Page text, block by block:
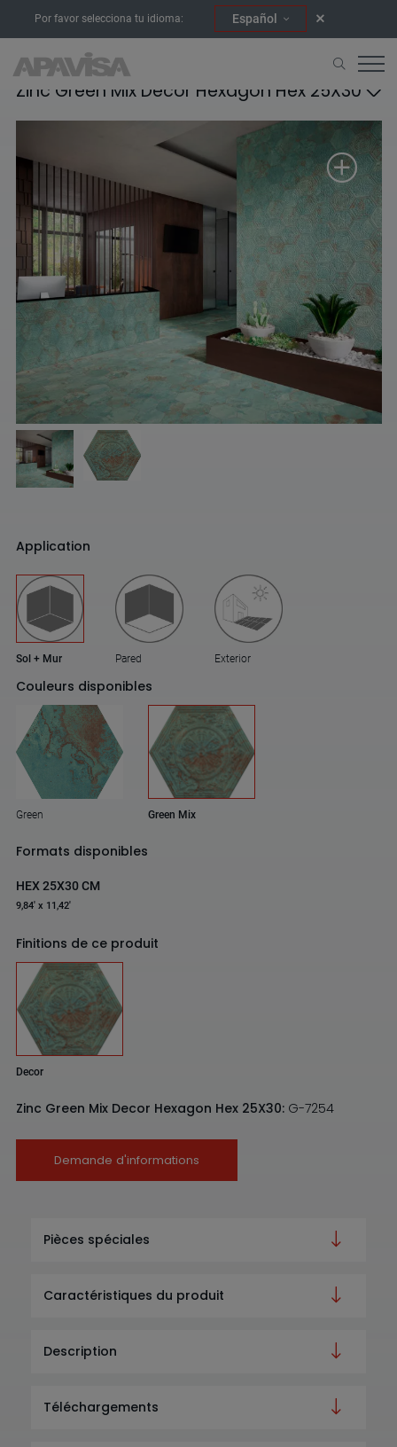
Por favor selecciona tu idioma: Español
Zinc Green Mix Decor Hexagon Hex 25X30
Application
Sol + Mur Pared Exterior
Couleurs disponibles
Green Green Mix
Formats disponibles
HEX 25X30 CM
9,84' x 11,42'
Finitions de ce produit
Decor
Zinc Green Mix Decor Hexagon Hex 25X30: G-7254
Demande d'informations
Pièces spéciales
Caractéristiques du produit
Description
Téléchargements